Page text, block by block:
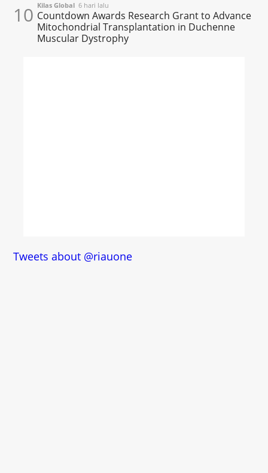
10 Kilas Global 6 hari lalu
Countdown Awards Research Grant to Advance
Mitochondrial Transplantation in Duchenne
Muscular Dystrophy
Tweets about @riauone